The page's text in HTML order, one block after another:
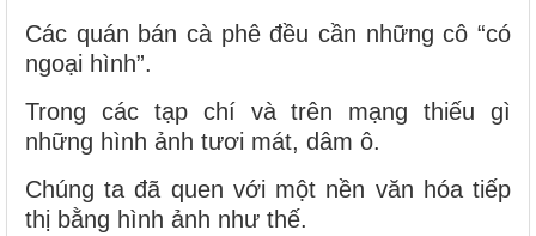
Các quán bán cà phê đều cần những cô “có
ngoại hình”.
Trong các tạp chí và trên mạng thiếu gì
những hình ảnh tươi mát, dâm ô.
Chúng ta đã quen với một nền văn hóa tiếp
thị bằng hình ảnh như thế.